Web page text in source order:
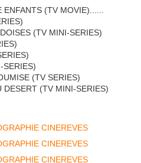
(TV MOVIE)......
(TV MINI-SERIES)
SERIES)
(TV SERIES)
DESERT (TV MINI-SERIES)